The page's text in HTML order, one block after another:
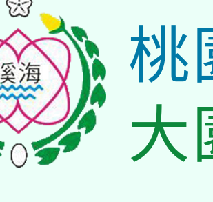
桃
大